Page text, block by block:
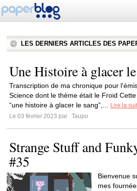
LES DERNIERS ARTICLES DES
Une Histoire à glacer
Transcription de ma chronique pour
Science dont le thème était le Froid
“une histoire à glacer le sang”,...
Lire la
Le 03 février 2023 par
Taupo
Strange Stuff and
#35
Bienvenue
mes